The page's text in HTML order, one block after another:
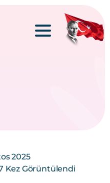
2025
Kez Görüntülendi